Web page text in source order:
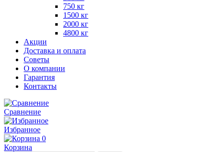
750 кг
1500 кг
2000 кг
4800 кг
Акции
Доставка и оплата
Советы
О компании
Гарантия
Контакты
Сравнение
Избранное
0
Корзина